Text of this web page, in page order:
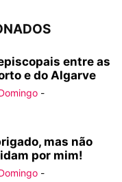
entre as
e do Algarve
-
mas não
por mim!
-